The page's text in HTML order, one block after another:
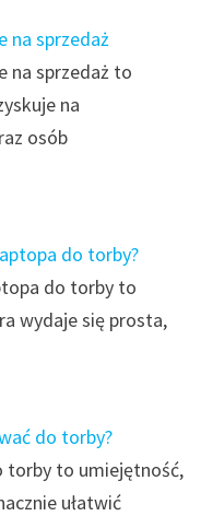
na sprzedaż
na sprzedaż to
na
osób
do torby?
do torby to
wydaje się prosta,
do torby?
torby to umiejętność,
ułatwić